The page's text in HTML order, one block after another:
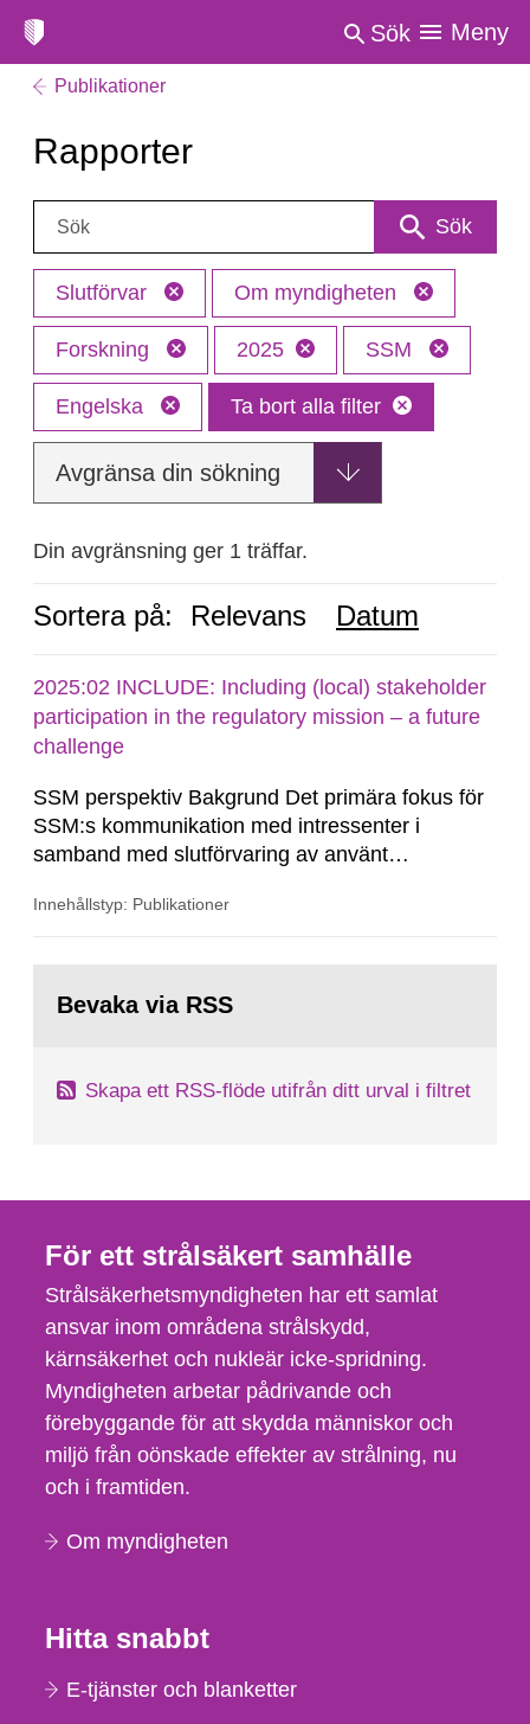
Sök Meny
Publikationer
Rapporter
Sök: Sök
Slutförvar Om myndigheten
Forskning 2025 SSM
Engelska Ta bort alla filter
Avgränsa din sökning
Din avgränsning ger 1 träffar.
Sortera på: Relevans Datum
2025:02 INCLUDE: Including (local) stakeholder
participation in the regulatory mission – a future
challenge
SSM perspektiv Bakgrund Det primära fokus för
SSM:s kommunikation med intressenter i
samband med slutförvaring av använt
legat på formella samrådsprocesser kring den
tillståndsansökningar enligt kärntekniklagen.
Innehållstyp: Publikationer
sida:Bevaka via RSS
Skapa ett RSS-flöde utifrån ditt urval i filtret
För ett strålsäkert samhälle
Strålsäkerhetsmyndigheten har ett samlat
ansvar inom områdena strålskydd,
kärnsäkerhet och nukleär icke-spridning.
Myndigheten arbetar pådrivande och
förebyggande för att skydda människor och
miljö från oönskade effekter av strålning, nu
och i framtiden.
Om myndigheten
Hitta snabbt
E-tjänster och blanketter